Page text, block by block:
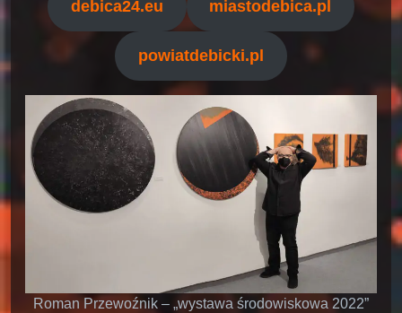
debica24.eu miastodebica.pl
powiatdebicki.pl
Roman Przewoźnik – „wystawa środowiskowa 2022”